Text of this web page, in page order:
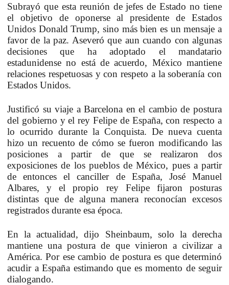
Subrayó que esta reunión de jefes de Estado no tiene
el objetivo de oponerse al presidente de Estados
Unidos Donald Trump, sino más bien es un mensaje a
favor de la paz. Aseveró que aun cuando con algunas
decisiones que ha adoptado el mandatario
estadunidense no está de acuerdo, México mantiene
relaciones respetuosas y con respeto a la soberanía con
Estados Unidos.
Justificó su viaje a Barcelona en el cambio de postura
del gobierno y el rey Felipe de España, con respecto a
lo ocurrido durante la Conquista. De nueva cuenta
hizo un recuento de cómo se fueron modificando las
posiciones a partir de que se realizaron dos
exposiciones de los pueblos de México, pues a partir
de entonces el canciller de España, José Manuel
Albares, y el propio rey Felipe fijaron posturas
distintas que de alguna manera reconocían excesos
registrados durante esa época.
En la actualidad, dijo Sheinbaum, solo la derecha
mantiene una postura de que vinieron a civilizar a
América. Por ese cambio de postura es que determinó
acudir a España estimando que es momento de seguir
dialogando.